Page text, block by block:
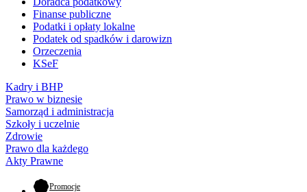
Finanse publiczne
Podatki i opłaty lokalne
Podatek od spadków i darowizn
Orzeczenia
KSeF
Kadry i BHP
Prawo w biznesie
Samorząd i administracja
Szkoły i uczelnie
Zdrowie
Prawo dla każdego
Akty Prawne
Promocje- otwiera się w nowej karcie